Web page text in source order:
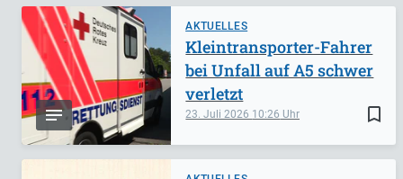
AKTUELLES
bookmark_border
23. Juli 2026 10:26
Kleintransporter-Fahrer
bei Unfall auf A5 schwer
verletzt